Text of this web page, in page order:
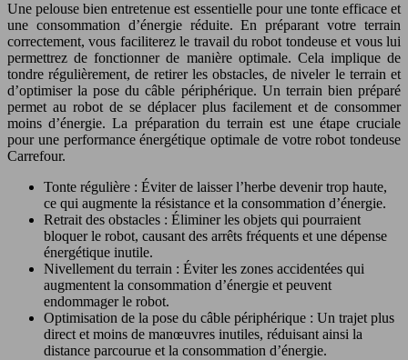
Une pelouse bien entretenue est essentielle pour une tonte efficace et
une consommation d’énergie réduite. En préparant votre terrain
correctement, vous faciliterez le travail du robot tondeuse et vous lui
permettrez de fonctionner de manière optimale. Cela implique de
tondre régulièrement, de retirer les obstacles, de niveler le terrain et
d’optimiser la pose du câble périphérique. Un terrain bien préparé
permet au robot de se déplacer plus facilement et de consommer
moins d’énergie. La préparation du terrain est une étape cruciale
pour une performance énergétique optimale de votre robot tondeuse
Carrefour.
Tonte régulière : Éviter de laisser l’herbe devenir trop haute,
ce qui augmente la résistance et la consommation d’énergie.
Retrait des obstacles : Éliminer les objets qui pourraient
bloquer le robot, causant des arrêts fréquents et une dépense
énergétique inutile.
Nivellement du terrain : Éviter les zones accidentées qui
augmentent la consommation d’énergie et peuvent
endommager le robot.
Optimisation de la pose du câble périphérique : Un trajet plus
direct et moins de manœuvres inutiles, réduisant ainsi la
distance parcourue et la consommation d’énergie.